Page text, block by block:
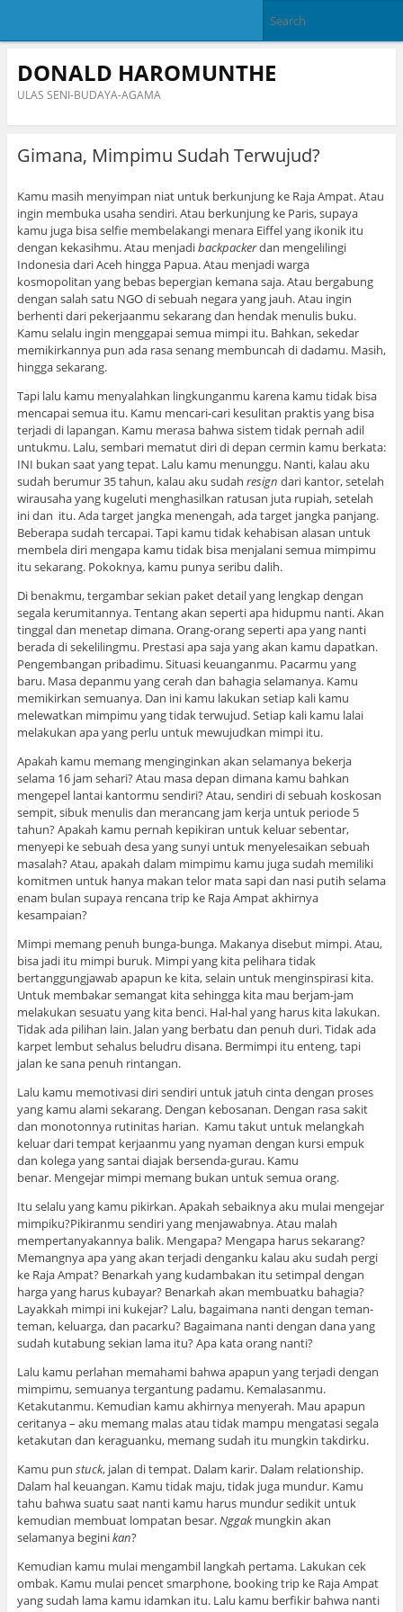
DONALD HAROMUNTHE
ULAS SENI-BUDAYA-AGAMA
Gimana, Mimpimu Sudah Terwujud?
Kamu masih menyimpan niat untuk berkunjung ke Raja Ampat. Atau
ingin membuka usaha sendiri. Atau berkunjung ke Paris, supaya
kamu juga bisa selfie membelakangi menara Eiffel yang ikonik itu
dengan kekasihmu. Atau menjadibackpackerdan mengelilingi
Indonesia dari Aceh hingga Papua. Atau menjadi warga
kosmopolitan yang bebas bepergian kemana saja. Atau bergabung
dengan salah satu NGO di sebuah negara yang jauh. Atau ingin
berhenti dari pekerjaanmu sekarang dan hendak menulis buku.
Kamu selalu ingin menggapai semua mimpi itu. Bahkan, sekedar
memikirkannya pun ada rasa senang membuncah di dadamu. Masih,
hingga sekarang.
Tapi lalu kamu menyalahkan lingkunganmu karena kamu tidak bisa
mencapai semua itu. Kamu mencari-cari kesulitan praktis yang bisa
terjadi di lapangan. Kamu merasa bahwa sistem tidak pernah adil
untukmu. Lalu, sembari mematut diri di depan cermin kamu berkata:
INI bukan saat yang tepat. Lalu kamu menunggu. Nanti, kalau aku
sudah berumur 35 tahun, kalau aku sudah resign dari kantor, setelah
wirausaha yang kugeluti menghasilkan ratusan juta rupiah, setelah
ini dan itu. Ada target jangka menengah, ada target jangka panjang.
Beberapa sudah tercapai. Tapi kamu tidak kehabisan alasan untuk
membela diri mengapa kamu tidak bisa menjalani semua mimpimu
itu sekarang. Pokoknya, kamu punya seribu dalih.
Di benakmu, tergambar sekian paket detail yang lengkap dengan
segala kerumitannya. Tentang akan seperti apa hidupmu nanti. Akan
tinggal dan menetap dimana. Orang-orang seperti apa yang nanti
berada di sekelilingmu. Prestasi apa saja yang akan kamu dapatkan.
Pengembangan pribadimu. Situasi keuanganmu. Pacarmu yang
baru. Masa depanmu yang cerah dan bahagia selamanya. Kamu
memikirkan semuanya. Dan ini kamu lakukan setiap kali kamu
melewatkan mimpimu yang tidak terwujud. Setiap kali kamu lalai
melakukan apa yang perlu untuk mewujudkan mimpi itu.
Apakah kamu memang menginginkan akan selamanya bekerja
selama 16 jam sehari? Atau masa depan dimana kamu bahkan
mengepel lantai kantormu sendiri? Atau, sendiri di sebuah koskosan
sempit, sibuk menulis dan merancang jam kerja untuk periode 5
tahun? Apakah kamu pernah kepikiran untuk keluar sebentar,
menyepi ke sebuah desa yang sunyi untuk menyelesaikan sebuah
masalah? Atau, apakah dalam mimpimu kamu juga sudah memiliki
komitmen untuk hanya makan telor mata sapi dan nasi putih selama
enam bulan supaya rencana trip ke Raja Ampat akhirnya
kesampaian?
Mimpi memang penuh bunga-bunga. Makanya disebut mimpi. Atau,
bisa jadi itu mimpi buruk. Mimpi yang kita pelihara tidak
bertanggungjawab apapun ke kita, selain untuk menginspirasi kita.
Untuk membakar semangat kita sehingga kita mau berjam-jam
melakukan sesuatu yang kita benci. Hal-hal yang harus kita lakukan.
Tidak ada pilihan lain. Jalan yang berbatu dan penuh duri. Tidak ada
karpet lembut sehalus beludru disana. Bermimpi itu enteng, tapi
jalan ke sana penuh rintangan.
Lalu kamu memotivasi diri sendiri untuk jatuh cinta dengan proses
yang kamu alami sekarang. Dengan kebosanan. Dengan rasa sakit
dan monotonnya rutinitas harian. Kamu takut untuk melangkah
keluar dari tempat kerjaanmu yang nyaman dengan kursi empuk
dan kolega yang santai diajak bersenda-gurau. Kamu
benar. Mengejar mimpi memang bukan untuk semua orang.
Itu selalu yang kamu pikirkan. Apakah sebaiknya aku mulai mengejar
mimpiku?Pikiranmu sendiri yang menjawabnya. Atau malah
mempertanyakannya balik. Mengapa? Mengapa harus sekarang?
Memangnya apa yang akan terjadi denganku kalau aku sudah pergi
ke Raja Ampat? Benarkah yang kudambakan itu setimpal dengan
harga yang harus kubayar? Benarkah akan membuatku bahagia?
Layakkah mimpi ini kukejar? Lalu, bagaimana nanti dengan teman-
teman, keluarga, dan pacarku? Bagaimana nanti dengan dana yang
sudah kutabung sekian lama itu? Apa kata orang nanti?
Lalu kamu perlahan memahami bahwa apapun yang terjadi dengan
mimpimu, semuanya tergantung padamu. Kemalasanmu.
Ketakutanmu. Kemudian kamu akhirnya menyerah. Mau apapun
ceritanya – aku memang malas atau tidak mampu mengatasi segala
ketakutan dan keraguanku, memang sudah itu mungkin takdirku.
Kamu pun stuck, jalan di tempat. Dalam karir. Dalam relationship.
Dalam hal keuangan. Kamu tidak maju, tidak juga mundur. Kamu
tahu bahwa suatu saat nanti kamu harus mundur sedikit untuk
kemudian membuat lompatan besar.Nggakmungkin akan
selamanya beginikan?
Kemudian kamu mulai mengambil langkah pertama. Lakukan cek
ombak. Kamu mulai pencet smarphone, booking trip ke Raja Ampat
yang sudah lama kamu idamkan itu. Lalu kamu berfikir bahwa nanti